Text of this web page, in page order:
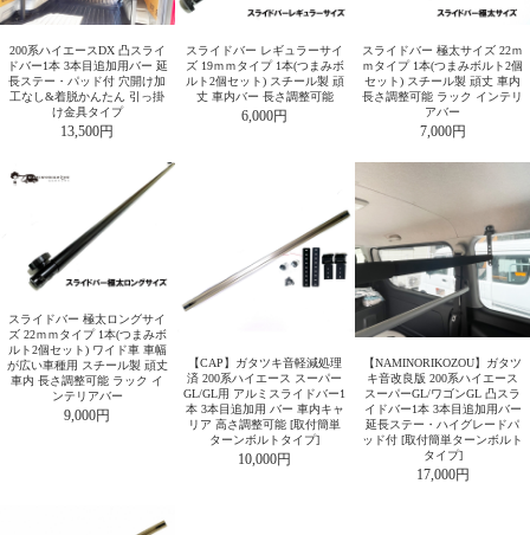
200系ハイエースDX 凸スライ
ドバー1本 3本目追加用バー 延
長ステー・パッド付 穴開け加
工なし&着脱かんたん 引っ掛
け金具タイプ
13,500円
スライドバー レギュラーサイ
ズ 19ｍｍタイプ 1本(つまみボ
ルト2個セット) スチール製 頑
丈 車内バー 長さ調整可能
6,000円
スライドバー 極太サイズ 22ｍ
ｍタイプ 1本(つまみボルト2個
セット) スチール製 頑丈 車内
長さ調整可能 ラック インテリ
アバー
7,000円
スライドバー 極太ロングサイ
ズ 22ｍｍタイプ 1本(つまみボ
ルト2個セット) ワイド車 車幅
が広い車種用 スチール製 頑丈
車内 長さ調整可能 ラック イ
ンテリアバー
9,000円
【CAP】ガタツキ音軽減処理
済 200系ハイエース スーパー
GL/GL用 アルミスライドバー1
本 3本目追加用 バー 車内キャ
リア 高さ調整可能 [取付簡単
ターンボルトタイプ]
10,000円
【NAMINORIKOZOU】ガタツ
キ音改良版 200系ハイエース
スーパーGL/ワゴンGL 凸スラ
イドバー1本 3本目追加用バー
延長ステー・ハイグレードパ
ッド付 [取付簡単ターンボルト
タイプ]
17,000円